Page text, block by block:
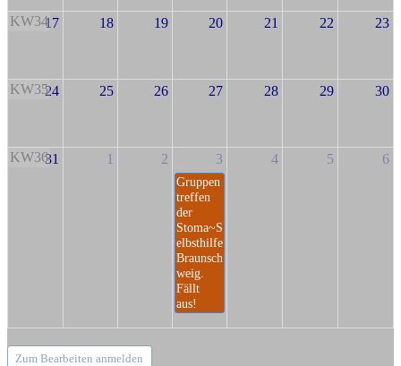
KW3417 18 19 20 21 22 23
KW3524 25 26 27 28 29 30
KW3631 1 2 3
Gruppen
treffen
der
Stoma~S
elbsthilfe
Braunsch
weig.
Fällt
aus!
4 5 6
Zum Bearbeiten anmelden